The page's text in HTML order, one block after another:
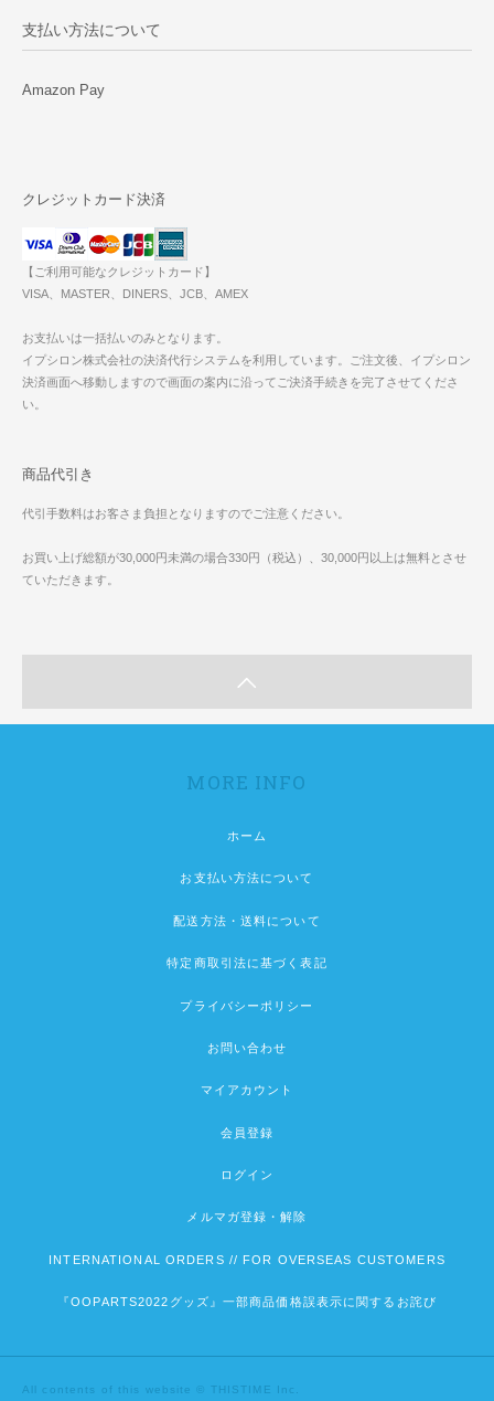
支払い方法について
Amazon Pay
クレジットカード決済
【ご利用可能なクレジットカード】
VISA、MASTER、DINERS、JCB、AMEX
お支払いは一括払いのみとなります。
イプシロン株式会社の決済代行システムを利用しています。ご注文後、イプシロン
決済画面へ移動しますので画面の案内に沿ってご決済手続きを完了させてくださ
い。
商品代引き
代引手数料はお客さま負担となりますのでご注意ください。
お買い上げ総額が30,000円未満の場合330円（税込）、30,000円以上は無料とさせ
ていただきます。
MORE INFO
ホーム
お支払い方法について
配送方法・送料について
特定商取引法に基づく表記
プライバシーポリシー
お問い合わせ
マイアカウント
会員登録
ログイン
メルマガ登録・解除
INTERNATIONAL ORDERS // FOR OVERSEAS CUSTOMERS
『OOPARTS2022グッズ』一部商品価格誤表示に関するお詫び
All contents of this website © THISTIME Inc.